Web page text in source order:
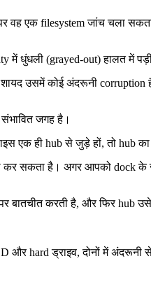
पर वह एक filesystem जांच चला
में धुंधली (grayed-out) हालत में
शायद उसमें कोई अंदरूनी
जगह है।
एक ही hub से जुड़े हों, तो hub
सकता है। अगर आपको dock के
करती है, और फिर hub
और hard ड्राइव, दोनों में